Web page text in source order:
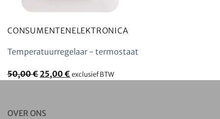
CONSUMENTENELEKTRONICA
Temperatuurregelaar - termostaat
50,00€ Oorspronkelijke
50,00
25,00€ Huidige
exclusief BTW
OVER ONS